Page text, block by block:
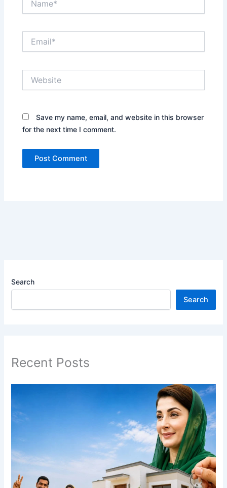
Save my name, email, and website in this browser
for the next time I comment.
Search
Search
Recent Posts